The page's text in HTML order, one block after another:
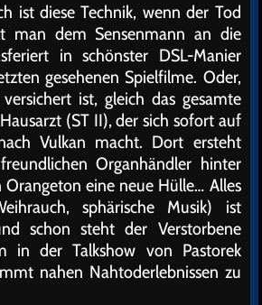
ist diese Technik, wenn der Tod
man dem Sensenmann an die
in schönster DSL-Manier
gesehenen Spielfilme. Oder,
ist, gleich das gesamte
(ST II), der sich sofort auf
Vulkan macht. Dort ersteht
Organhändler hinter
eine neue Hülle… Alles
sphärische Musik) ist
schon steht der Verstorbene
in der Talkshow von Pastorek
nahen Nahtoderlebnissen zu